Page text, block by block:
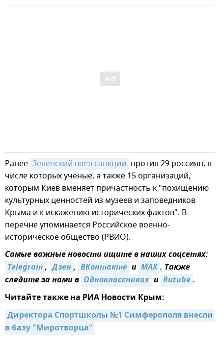
Ранее Зеленский ввел санкции против 29 россиян, в
числе которых ученые, а также 15 организаций,
которым Киев вменяет причастность к "похищению
культурных ценностей из музеев и заповедников
Крыма и к искажению исторических фактов". В
перечне упоминается Российское военно-
историческое общество (РВИО).
Самые важные новости ищите в наших соцсетях:
Telegram, Дзен, ВКонтакте и MAX. Также
следите за нами в Одноклассниках и Rutube.
Читайте также на РИА Новости Крым:
Директора Спортшколы №1 Симферополя внесли
в базу "Миротворца"